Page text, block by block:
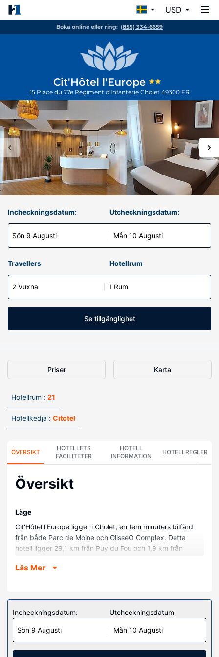
USD
Boka online eller ring: (855) 334-6659
Cit'Hôtel l'Europe
15 Place du 77e Régiment d'Infanterie Cholet 49300 FR
Incheckningsdatum:
Sön 9 Augusti
Utcheckningsdatum:
Mån 10 Augusti
Travellers Hotellrum
2 Vuxna 1 Rum
Se tillgänglighet
Priser Karta
Hotellrum : 21
Hotellkedja : Citotel
ÖVERSIKT
HOTELLETS
FACILITETER
HOTELL
INFORMATION
HOTELLREGLER
Översikt
Läge
Cit'Hôtel l'Europe ligger i Cholet, en fem minuters bilfärd
från både Parc de Moine och GlisséO Complex. Detta
hotell ligger 29,1 km från Puy du Fou och 1,9 km från
Hotellrum
Gratis wi-fi gör att du kan hålla dig uppkopplad, och
satellit-tv erbjuder underhållning. I badrummen finns
badkar eller dusch. På rummet finns telefon. Städning
erbjuds dagligen.
Läs Mer
Incheckningsdatum:
Sön 9 Augusti
Utcheckningsdatum:
Mån 10 Augusti